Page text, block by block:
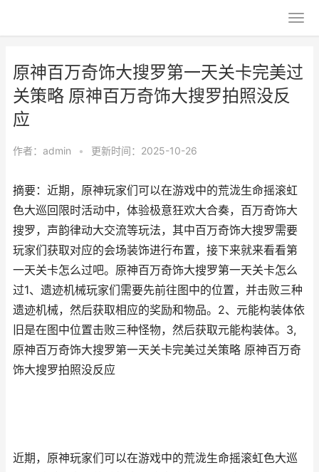
原神百万奇饰大搜罗第一天关卡完美过
关策略 原神百万奇饰大搜罗拍照没反
应
作者： admin • 更新时间：2025-10-26
摘要：近期，原神玩家们可以在游戏中的荒泷生命摇滚虹
色大巡回限时活动中，体验极意狂欢大合奏，百万奇饰大
搜罗，声韵律动大交流等玩法，其中百万奇饰大搜罗需要
玩家们获取对应的会场装饰进行布置，接下来就来看看第
一天关卡怎么过吧。原神百万奇饰大搜罗第一天关卡怎么
过1、遗迹机械玩家们需要先前往图中的位置，并击败三种
遗迹机械，然后获取相应的奖励和物品。2、元能构装体依
旧是在图中位置击败三种怪物，然后获取元能构装体。3,
原神百万奇饰大搜罗第一天关卡完美过关策略 原神百万奇
饰大搜罗拍照没反应
近期，原神玩家们可以在游戏中的荒泷生命摇滚虹色大巡